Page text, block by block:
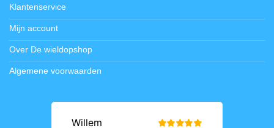
Klantenservice
Mijn account
Over De wieldopshop
Algemene voorwaarden